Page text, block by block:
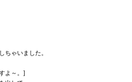
ちゃいました。
よ～。]